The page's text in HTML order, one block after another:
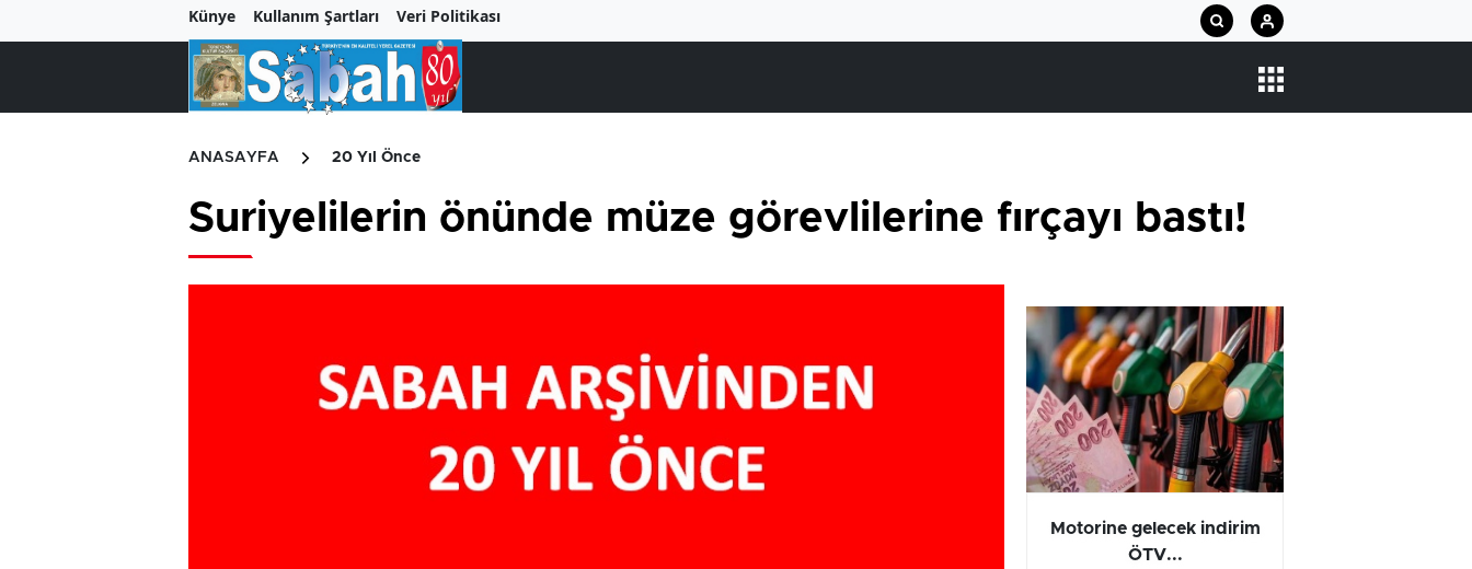
Künye Kullanım Şartları Veri Politikası
ANASAYFA 20 Yıl Önce
Suriyelilerin önünde müze görevlilerine fırçayı bastı!
Motorine gelecek indirim
ÖTV...